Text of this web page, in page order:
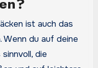
ist auch das
Wenn du auf deine
die